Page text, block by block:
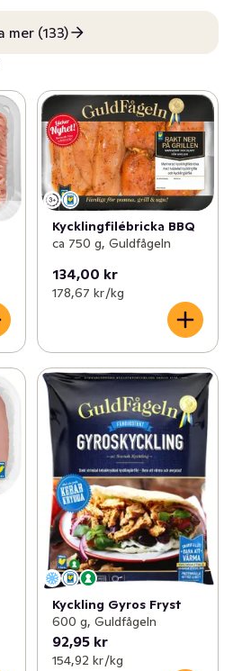
mer (133)
Kycklingfilébricka BBQ
ca 750 g, Guldfågeln
134,00 kr
178,67 kr /kg
Kyckling Gyros Fryst
600 g, Guldfågeln
92,95 kr
154,92 kr /kg